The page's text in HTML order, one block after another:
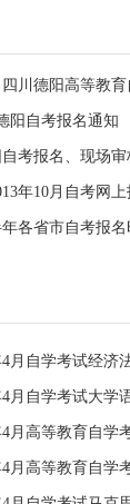
四川德阳高等教
阳自考报名通知
自考报名、现场
年10月自考网
年各省市自考报
月自学考试大学
4月高等教育自学
4月高等教育自学